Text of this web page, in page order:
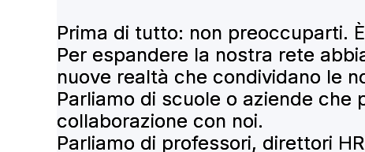
Prima di tutto: non preoccuparti.
Per espandere la nostra rete
nuove realtà che condividano le
Parliamo di scuole o aziende
collaborazione con noi.
Parliamo di professori, direttori